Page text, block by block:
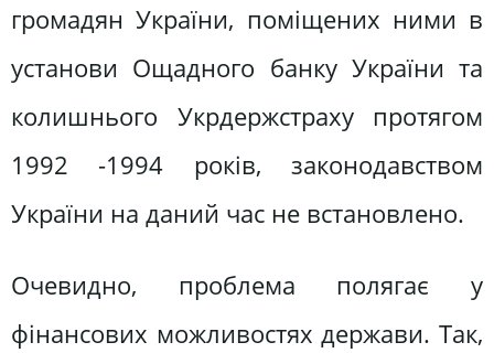
громадян України, поміщених ними в
установи Ощадного банку України та
колишнього Укрдержстраху протягом
1992 -1994 років, законодавством
України на даний час не встановлено.
Очевидно, проблема полягає у
фінансових можливостях держави. Так,